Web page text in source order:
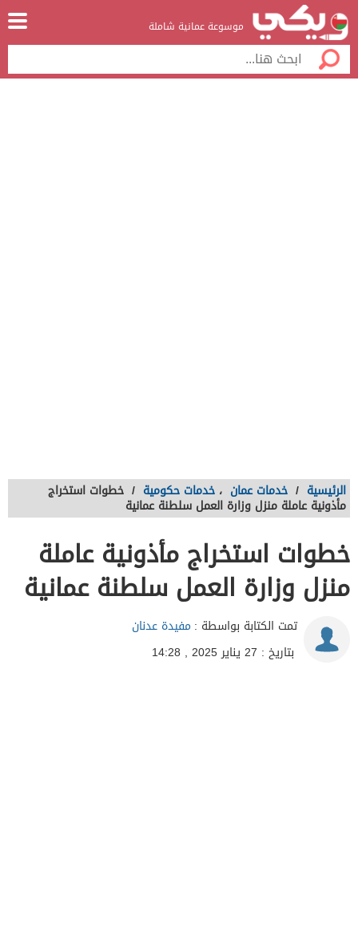
موسوعة عمانية شاملة
الرئيسية / خدمات عمان ، خدمات حكومية / خطوات استخراج
مأذونية عاملة منزل وزارة العمل سلطنة عمانية
خطوات استخراج مأذونية عاملة
منزل وزارة العمل سلطنة عمانية
تمت الكتابة بواسطة : مفيدة عدنان
بتاريخ : 27 يناير 2025 , 14:28